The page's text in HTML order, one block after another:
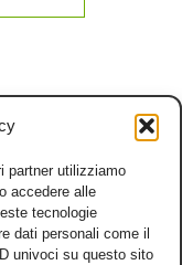
partner utilizziamo
accedere alle
tecnologie
dati personali come il
univoci su questo sito